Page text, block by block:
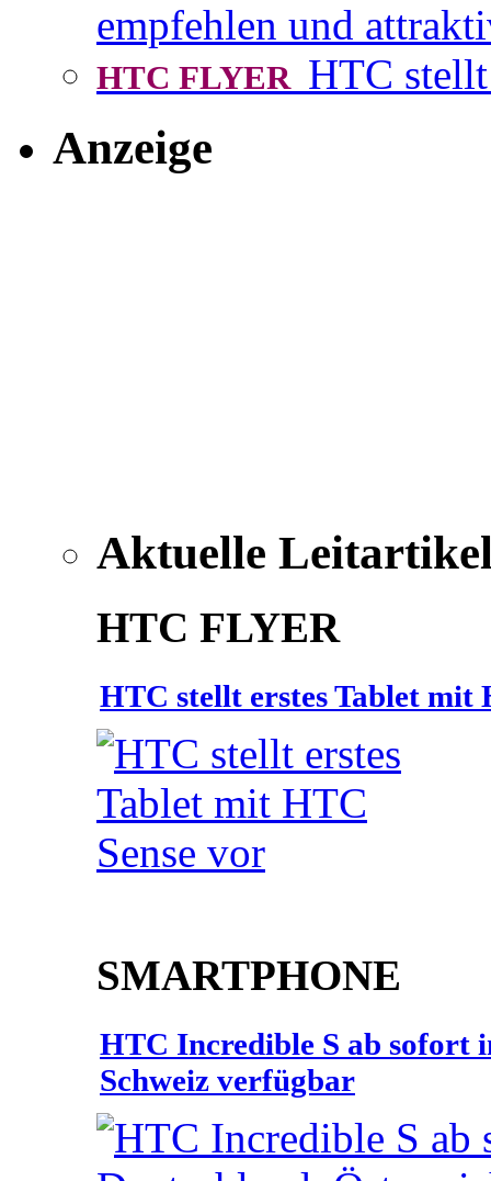
empfehlen und
HTC FLYER HTC
Anzeige
Aktuelle
HTC FLYER
HTC stellt erstes Tablet mit
SMARTPHONE
HTC Incredible S ab sofort
Schweiz verfügbar